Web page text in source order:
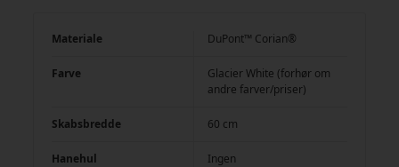
Materiale DuPont™ Corian®
Farve
Glacier White (forhør om
andre farver/priser)
Skabsbredde 60 cm
Hanehul Ingen